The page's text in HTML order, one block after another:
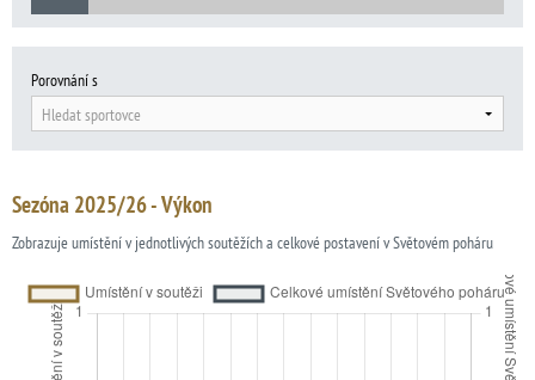
Porovnání s
Hledat sportovce
Sezóna 2025/26 - Výkon
Zobrazuje umístění v jednotlivých soutěžích a celkové postavení v Světovém poháru